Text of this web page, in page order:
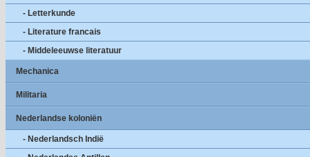
- Letterkunde
- Literature francais
- Middeleeuwse literatuur
Mechanica
Militaria
Nederlandse koloniën
- Nederlandsch Indië